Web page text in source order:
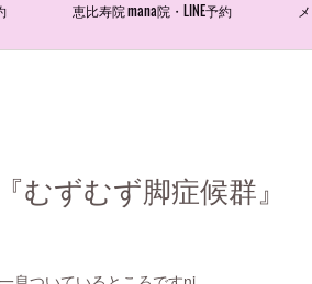
恵比寿院 mana院・LINE予約
むずむず脚症候群』